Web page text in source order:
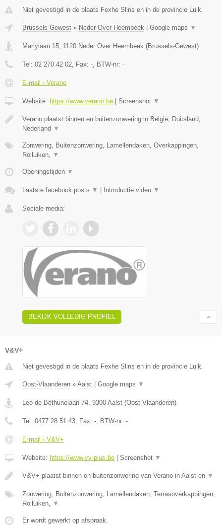
Niet gevestigd in de plaats Fexhe Slins en in de provincie Luik.
Brussels-Gewest » Neder Over Heembeek Google maps ▼
Marlylaan 15, 1120 Neder Over Heembeek (Brussels-Gewest)
Tel: 02 270 42 02, Fax: -, BTW-nr: -
E-mail › Verano
Website: https://www.verano.be Screenshot ▼
Verano plaatst binnen en buitenzonwering in België, Duitsland,
Nederland ▼
Zonwering, Buitenzonwering, Lamellendaken, Overkappingen,
Rolluiken, ▼
Openingstijden ▼
Laatste facebook posts ▼ Introductie video ▼
Sociale media:
BEKIJK VOLLEDIG PROFIEL
V&V+
Niet gevestigd in de plaats Fexhe Slins en in de provincie Luik.
Oost-Vlaanderen » Aalst Google maps ▼
Leo de Béthunelaan 74, 9300 Aalst (Oost-Vlaanderen)
Tel: 0477 28 51 43, Fax: -, BTW-nr: -
E-mail › V&V+
Website: https://www.vv-plus.be Screenshot ▼
V&V+ plaatst binnen en buitenzonwering van Verano in Aalst en ▼
Zonwering, Buitenzonwering, Lamellendaken, Terrasoverkappingen,
Rolluiken, ▼
Er wordt gewerkt op afspraak.